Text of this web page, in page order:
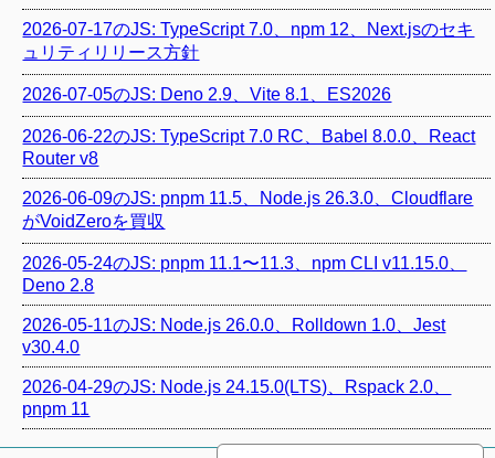
2026-07-17のJS: TypeScript 7.0、npm 12、Next.jsのセキ
ュリティリリース方針
2026-07-05のJS: Deno 2.9、Vite 8.1、ES2026
2026-06-22のJS: TypeScript 7.0 RC、Babel 8.0.0、React
Router v8
2026-06-09のJS: pnpm 11.5、Node.js 26.3.0、Cloudflare
がVoidZeroを買収
2026-05-24のJS: pnpm 11.1〜11.3、npm CLI v11.15.0、
Deno 2.8
2026-05-11のJS: Node.js 26.0.0、Rolldown 1.0、Jest
v30.4.0
2026-04-29のJS: Node.js 24.15.0(LTS)、Rspack 2.0、
pnpm 11